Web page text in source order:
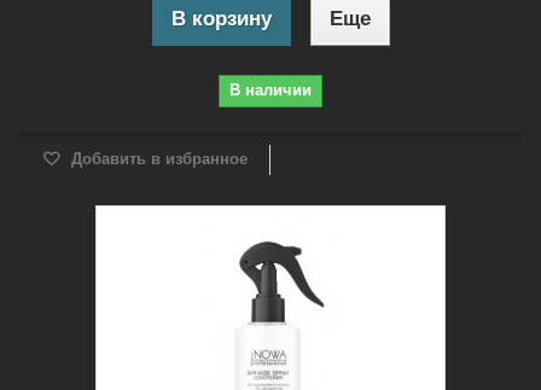
В корзину Еще
В наличии
Добавить в избранное